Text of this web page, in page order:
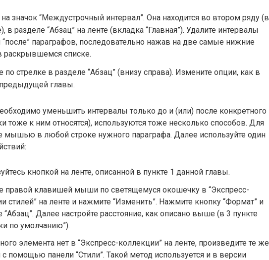
значок “Междустрочный интервал”. Она находится во втором ряду (в
в разделе “Абзац” на ленте (вкладка “Главная”). Удалите интервалы
“после” параграфов, последовательно нажав на две самые нижние
раскрывшемся списке.
по стрелке в разделе “Абзац” (внизу справа). Измените опции, как в
предыдущей главы.
уменьшить интервалы только до и (или) после конкретного
тоже к ним относятся), используются тоже несколько способов. Для
мышью в любой строке нужного параграфа. Далее используйте один
кнопкой на ленте, описанной в пункте 1 данной главы.
правой клавишей мыши по светящемуся окошечку в “Экспресс-
стилей” на ленте и нажмите “Изменить”. Нажмите кнопку “Формат” и
“Абзац”. Далее настройте расстояние, как описано выше (в 3 пункте
по умолчанию”).
элемента нет в “Экспресс-коллекции” на ленте, произведите те же
с помощью панели “Стили”. Такой метод используется и в версии